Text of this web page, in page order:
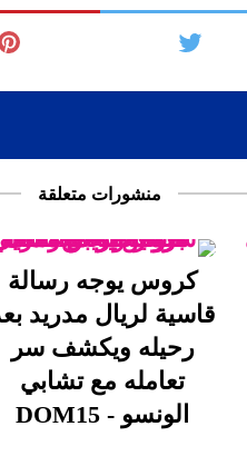
منشورات متعلقة
كروس يوجه رسالة
قاسية لريال مدريد
رحيله ويكشف سر
تعامله مع تشابي
الونسو - DOM15